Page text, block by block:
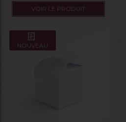
VOIR LE PRODUIT
NOUVEAU